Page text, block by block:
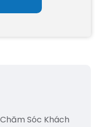
Sóc Khách